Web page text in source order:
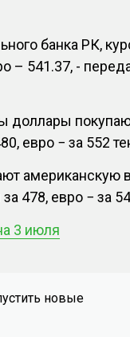
банка РК,
– 541.37, -
доллары
евро − за 552
американскую
478, евро − за
3 июля
новые